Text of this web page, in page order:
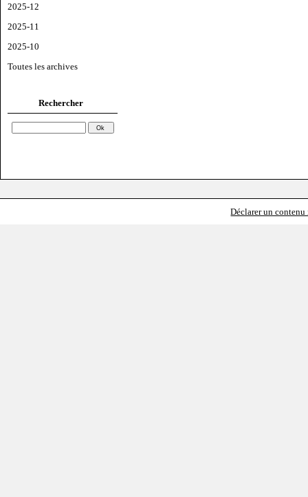
2025-12
2025-11
2025-10
Toutes les archives
Rechercher
Déclarer un